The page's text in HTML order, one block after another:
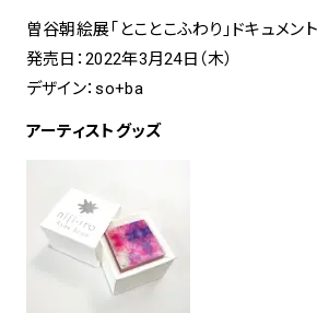
曽谷朝絵展「とことこふわり」ドキュメン
発売日：2022年3月24日（木）
デザイン：so+ba
アーティストグッズ